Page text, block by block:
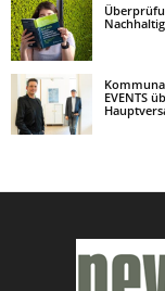
EVENTS